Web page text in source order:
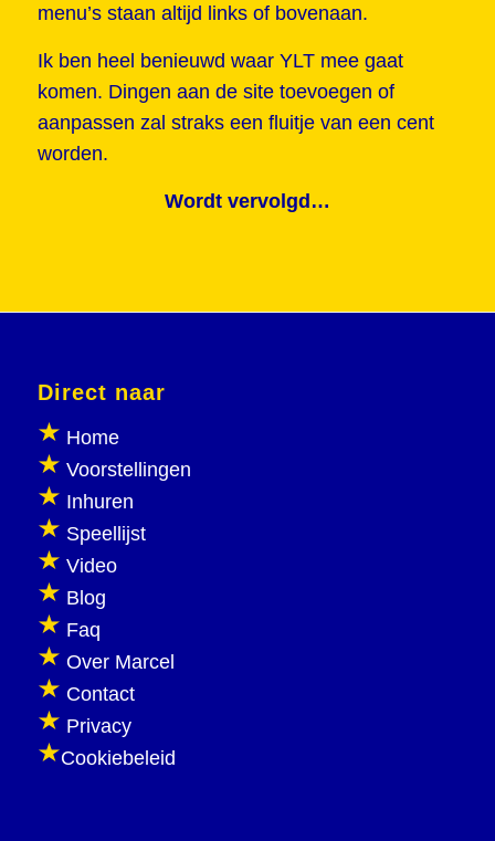
menu’s staan altijd links of bovenaan.
Ik ben heel benieuwd waar YLT mee gaat
komen. Dingen aan de site toevoegen of
aanpassen zal straks een fluitje van een cent
worden.
Wordt vervolgd…
Direct naar
Home
Voorstellingen
Inhuren
Speellijst
Video
Blog
Faq
Over Marcel
Contact
Privacy
Cookiebeleid